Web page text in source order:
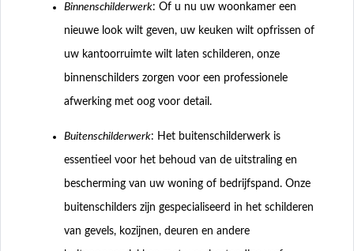
Binnenschilderwerk: Of u nu uw woonkamer een
nieuwe look wilt geven, uw keuken wilt opfrissen of
uw kantoorruimte wilt laten schilderen, onze
binnenschilders zorgen voor een professionele
afwerking met oog voor detail.
Buitenschilderwerk: Het buitenschilderwerk is
essentieel voor het behoud van de uitstraling en
bescherming van uw woning of bedrijfspand. Onze
buitenschilders zijn gespecialiseerd in het schilderen
van gevels, kozijnen, deuren en andere